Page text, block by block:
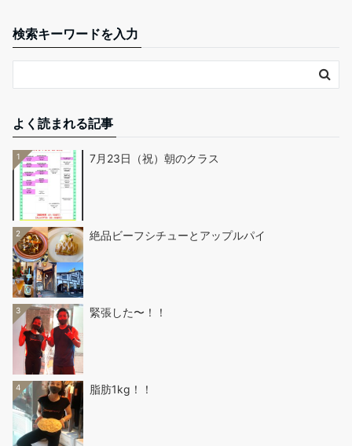
検索キーワードを入力
よく読まれる記事
1 7月23日（祝）朝のクラス
2 絶品ビーフシチューとアップルパイ
3 緊張した〜！！
4 脂肪1kg！！